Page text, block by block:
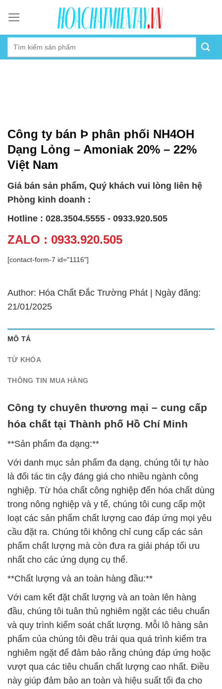
content
Công ty bán Þ phân phối NH4OH
Dạng Lỏng – Amoniak 20% – 22%
Việt Nam
Giá bán sản phẩm, Quý khách vui lòng liên hệ
Phòng kinh doanh :
Hotline : 028.3504.5555 - 0933.920.505
ZALO : 0933.920.505
[contact-form-7 id="1116"]
Author: Hóa Chất Đắc Trường Phát | Ngày đăng:
21/01/2025
MÔ TẢ
TỪ KHÓA
THÔNG TIN MUA HÀNG
Công ty chuyên thương mại – cung cấp
hóa chất tại Thành phố Hồ Chí Minh
**Sản phẩm đa dạng:**
Với danh mục sản phẩm đa dạng, chúng tôi tự hào
là đối tác tin cậy đáng giá cho nhiều ngành công
nghiệp. Từ hóa chất công nghiệp đến hóa chất dùng
trong nông nghiệp và y tế, chúng tôi cung cấp một
loạt các sản phẩm chất lượng cao đáp ứng mọi yêu
cầu đặt ra. Chúng tôi không chỉ cung cấp các sản
phẩm chất lượng mà còn đưa ra giải pháp tối ưu
nhất cho các ứng dụng cụ thể.
**Chất lượng và an toàn hàng đầu:**
Với cam kết đặt chất lượng và an toàn lên hàng
đầu, chúng tôi tuân thủ nghiêm ngặt các tiêu chuẩn
và quy trình kiểm soát chất lượng. Mỗi lô hàng sản
phẩm của chúng tôi đều trải qua quá trình kiểm tra
nghiêm ngặt để đảm bảo rằng chúng đáp ứng hoặc
vượt qua các tiêu chuẩn chất lượng cao nhất. Điều
này giúp đảm bảo an toàn và hiệu suất tối đa cho